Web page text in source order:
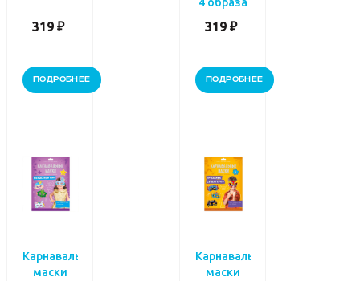
319 ₽
ПОДРОБНЕЕ
319 ₽
ПОДРОБНЕЕ
Карнавальные
маски
Карнавальные
маски